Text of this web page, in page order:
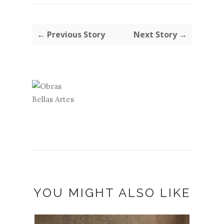
← Previous Story Next Story →
YOU MIGHT ALSO LIKE